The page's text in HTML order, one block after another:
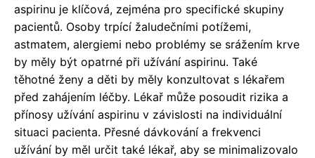
aspirinu je klíčová, zejména pro specifické skupiny
pacientů. Osoby trpící žaludečními potížemi,
astmatem, alergiemi nebo problémy se srážením krve
by měly být opatrné při užívání aspirinu. Také
těhotné ženy a děti by měly konzultovat s lékařem
před zahájením léčby. Lékař může posoudit rizika a
přínosy užívání aspirinu v závislosti na individuální
situaci pacienta. Přesné dávkování a frekvenci
užívání by měl určit také lékař, aby se minimalizovalo